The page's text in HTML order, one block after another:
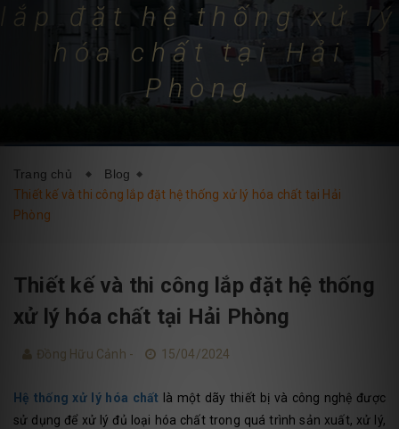
BLOG LIÊN HỆ
lắp đặt hệ thống xử lý
hóa chất tại Hải
Phòng
Trang chủ
Blog
Thiết kế và thi công lắp đặt hệ thống xử lý hóa chất tại Hải
Phòng
Thiết kế và thi công lắp đặt hệ thống
xử lý hóa chất tại Hải Phòng
Đồng Hữu Cảnh - 15/04/2024
Hệ thống xử lý hóa chất là một dãy thiết bị và công nghệ được
sử dụng để xử lý đủ loại hóa chất trong quá trình sản xuất, xử lý,